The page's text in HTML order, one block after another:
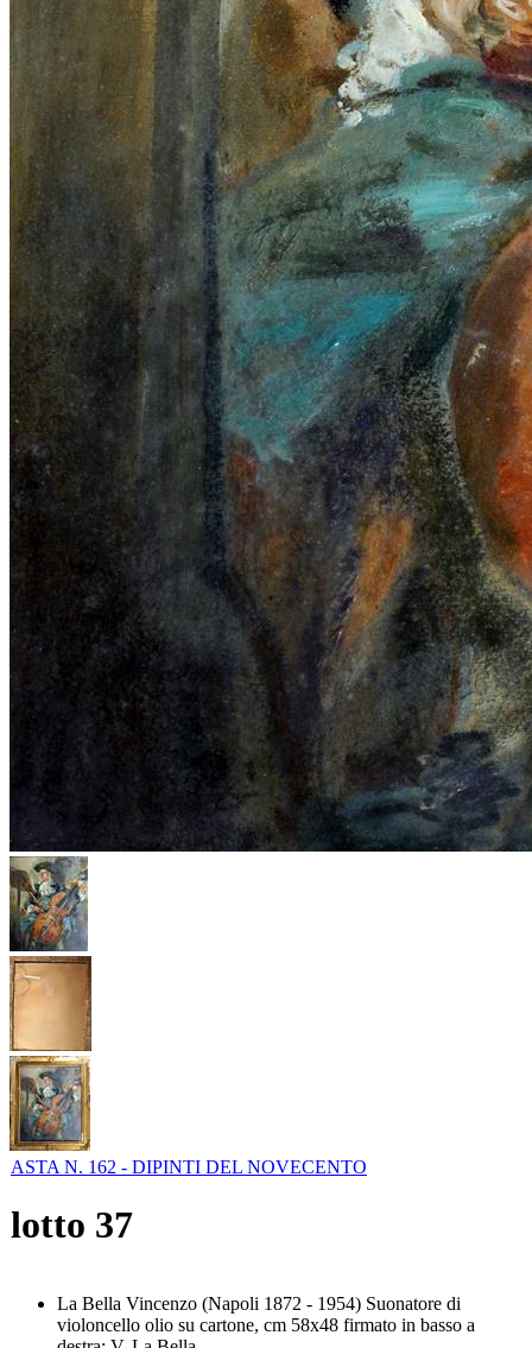
ASTA N. 162 - DIPINTI DEL NOVECENTO
lotto 37
La Bella Vincenzo (Napoli 1872 - 1954) Suonatore di
violoncello olio su cartone, cm 58x48 firmato in basso a